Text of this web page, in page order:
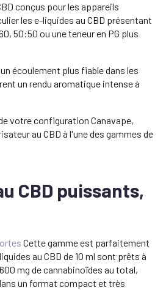
conçus pour les appareils
les e-liquides au CBD présentant
50:50 ou une teneur en PG plus
écoulement plus fiable dans les
un rendu aromatique intense à
votre configuration Canavape,
au CBD à l'une des gammes de
CBD puissants,
Cette gamme est parfaitement
au CBD de 10 ml sont prêts à
mg de cannabinoïdes au total,
un format compact et très